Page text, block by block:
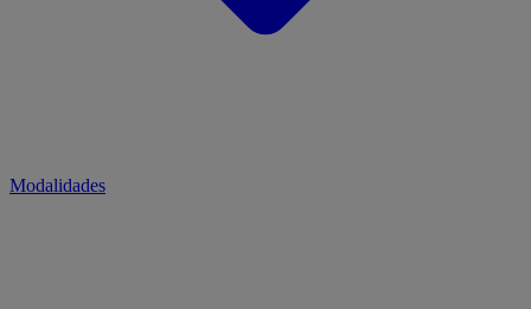
Modalidades